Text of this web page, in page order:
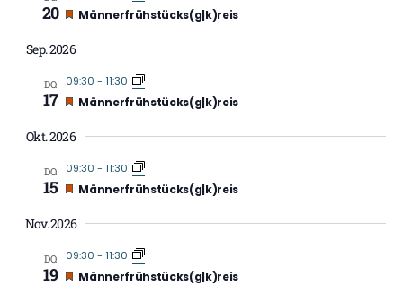
20 Empfohlen
Männerfrühstücks(g|k)reis
Sep. 2026
DO.
17
09:30 - 11:30
Empfohlen
Männerfrühstücks(g|k)reis
Okt. 2026
DO.
15
09:30 - 11:30
Empfohlen
Männerfrühstücks(g|k)reis
Nov. 2026
DO.
19
09:30 - 11:30
Empfohlen
Männerfrühstücks(g|k)reis